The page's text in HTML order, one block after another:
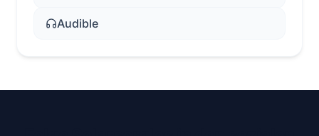
Audible